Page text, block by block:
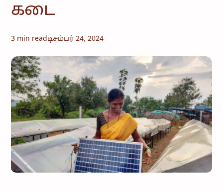
வாழ்வாதாரம்
கல்வி நிறுவன சேவைகள்
சமூகம்
வீட்டு
உபயோகத்திற்கான
ஆற்றல்
ஆலோசனை
சேவை மற்றும்
பராமரிப்பு
கடை
3 min readடிசம்பர் 24, 2024